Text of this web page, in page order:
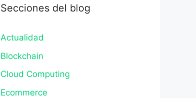
Secciones del blog
Actualidad
Blockchain
Cloud Computing
Ecommerce